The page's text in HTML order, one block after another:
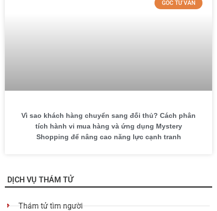
GÓC TƯ VẤN
Vì sao khách hàng chuyển sang đối thủ? Cách phân
tích hành vi mua hàng và ứng dụng Mystery
Shopping để nâng cao năng lực cạnh tranh
DỊCH VỤ THÁM TỬ
Thám tử tìm người